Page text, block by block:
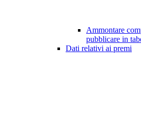
Ammontare
pubblicare in
Dati relativi ai premi